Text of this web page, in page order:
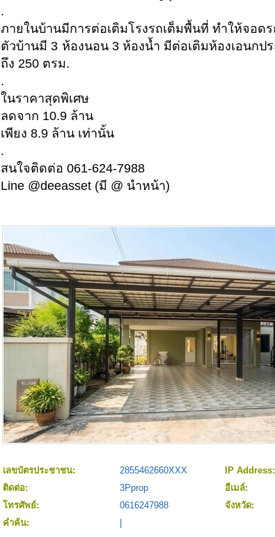
.
ภายในบ้านมีการต่อเติมโรงรถเต็มพื้นที่ ทำให้จอด
ตัวบ้านมี 3 ห้องนอน 3 ห้องน้ำ มีต่อเติมห้องเอนกป
ถึง 250 ตรม.
.
ในราคาสุดพิเศษ
ลดจาก 10.9 ล้าน
เพียง 8.9 ล้าน เท่านั้น
.
สนใจติดต่อ 061-624-7988
Line @deeasset (มี @ นำหน้า)
เลขบัตรประชาชน: 2855462660XXX IP Address:
ติดต่อ:
3Pprop
อีเมล์:
โทรศัพย์:
0616247988 จังหวัด:
คำค้น: